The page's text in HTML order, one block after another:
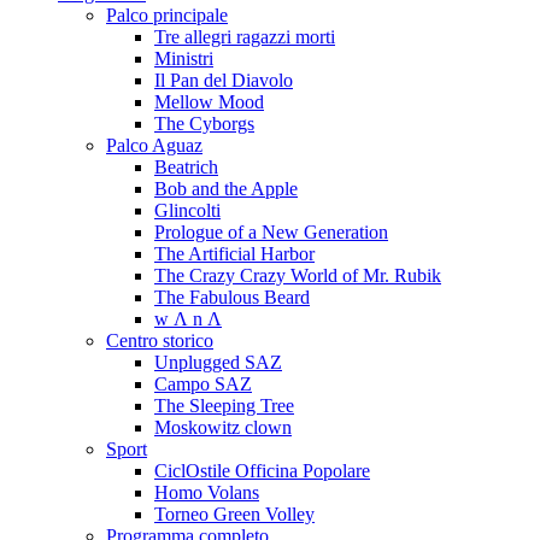
Palco principale
Tre allegri ragazzi morti
Ministri
Il Pan del Diavolo
Mellow Mood
The Cyborgs
Palco Aguaz
Beatrich
Bob and the Apple
Glincolti
Prologue of a New Generation
The Artificial Harbor
The Crazy Crazy World of Mr. Rubik
The Fabulous Beard
w Λ n Λ
Centro storico
Unplugged SAZ
Campo SAZ
The Sleeping Tree
Moskowitz clown
Sport
CiclOstile Officina Popolare
Homo Volans
Torneo Green Volley